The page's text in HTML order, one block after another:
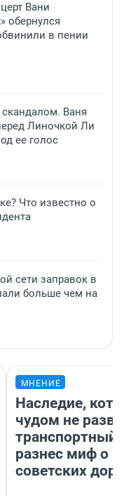
Вани
обернулся
в пении
скандалом. Ваня
Линочкой Ли
ее голос
Что известно о
сети заправок в
больше чем на
МНЕНИЕ
Наследие,
чудом не
транспортный
разнес миф о
советских